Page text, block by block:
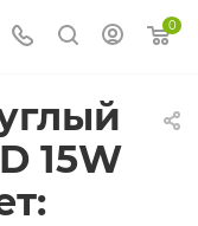
0
15W